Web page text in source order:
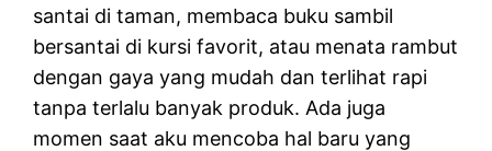
santai di taman, membaca buku sambil
bersantai di kursi favorit, atau menata rambut
dengan gaya yang mudah dan terlihat rapi
tanpa terlalu banyak produk. Ada juga
momen saat aku mencoba hal baru yang